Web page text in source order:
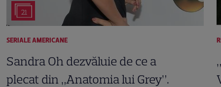
21
SERIALE AMERICANE
Sandra Oh dezvăluie de ce a
plecat din „Anatomia lui Grey”.